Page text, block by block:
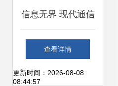
信息无界 现代通信
技术与网络开发重
塑人类认知疆域
查看详情
更新时间：2026-08-08
08:44:57